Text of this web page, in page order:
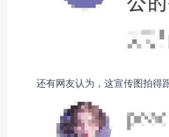
还有网友认为，这宣传图拍得